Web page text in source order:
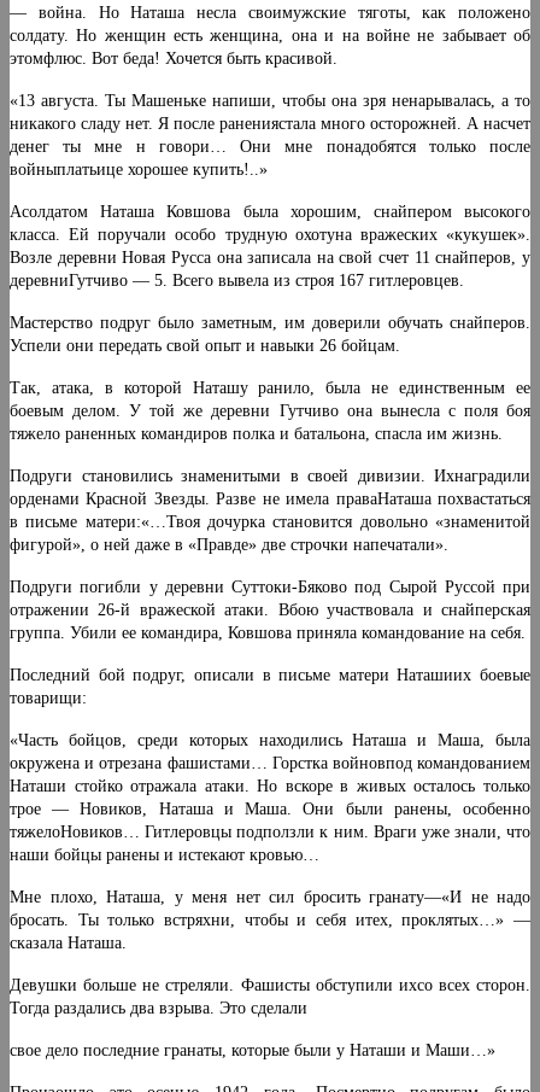
— война. Но Наташа несла своимужские тяготы, как положено
солдату. Но женщин есть женщина, она и на войне не забывает об
этомфлюс. Вот беда! Хочется быть красивой.
«13 августа. Ты Машеньке напиши, чтобы она зря ненарывалась, а то
никакого сладу нет. Я после ранениястала много осторожней. А насчет
денег ты мне н говори… Они мне понадобятся только после
войныплатьице хорошее купить!..»
Асолдатом Наташа Ковшова была хорошим, снайпером высокого
класса. Ей поручали особо трудную охотуна вражеских «кукушек».
Возле деревни Новая Русса она записала на свой счет 11 снайперов, у
деревниГутчиво — 5. Всего вывела из строя 167 гитле­ровцев.
Мастерство подруг было заметным, им доверили обучать снайперов.
Успели они передать свой опыт и навыки 26 бойцам.
Так, атака, в которой Наташу ранило, была не единственным ее
боевым делом. У той же деревни Гутчиво она вынесла с поля боя
тяжело раненных командиров полка и батальона, спасла им жизнь.
Подруги становились знаменитыми в своей дивизии. Ихнаградили
орденами Красной Звезды. Разве не имела праваНаташа похвастаться
в письме матери:«…Твоя дочурка становится довольно «знаменитой
фигурой», о ней даже в «Правде» две строчки напечатали».
Подруги погибли у деревни Суттоки-Бяково под Сырой Руссой при
отражении 26-й вражеской атаки. Вбою участвовала и снайперская
группа. Убили ее командира, Ковшова приняла командование на себя.
Последний бой подруг, описали в письме матери Наташиих боевые
товарищи:
«Часть бойцов, среди которых находились Наташа и Маша, была
окружена и отрезана фашистами… Горстка войновпод командованием
Наташи стойко отражала атаки. Но вскоре в живых осталось только
трое — Новиков, Наташа и Маша. Они были ранены, особенно
тяжелоНовиков… Гитлеровцы подползли к ним. Враги уже знали, что
наши бойцы ранены и истекают кровью…
Мне плохо, Наташа, у меня нет сил бросить гранату—«И не надо
бросать. Ты только встряхни, чтобы и себя итех, проклятых…» —
сказала Наташа.
Девушки больше не стреляли. Фашисты обступили ихсо всех сторон.
Тогда раздались два взрыва. Это сделали
свое дело последние гранаты, которые были у Наташи и Маши…»